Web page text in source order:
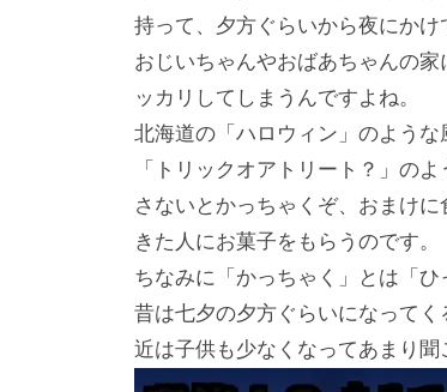
持って、夕方ぐらいから夜にかけ
おじいちゃんやおばあちゃんの
ッカリしてしまうんですよね。
北海道の「ハロウィン」のような
「トリックオアトリート？」の
さないとかっちゃくぞ、おまけ
きた人にお菓子をもらうのです。
ちなみに「かっちゃく」とは「ひ
昔は七夕の夕方ぐらいになって
近は子供も少なくなってあまり聞